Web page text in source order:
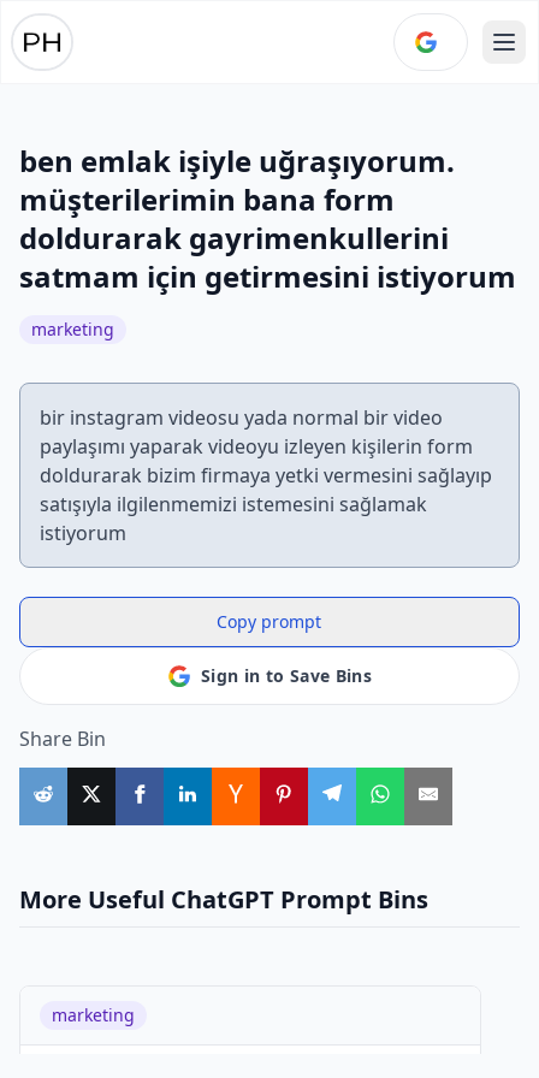
ben emlak işiyle uğraşıyorum.
müşterilerimin bana form
doldurarak gayrimenkullerini
satmam için getirmesini istiyorum
marketing
bir instagram videosu yada normal bir video
paylaşımı yaparak videoyu izleyen kişilerin form
doldurarak bizim firmaya yetki vermesini sağlayıp
satışıyla ilgilenmemizi istemesini sağlamak
istiyorum
Copy prompt
Sign in to Save Bins
Share Bin
More Useful ChatGPT Prompt Bins
marketing